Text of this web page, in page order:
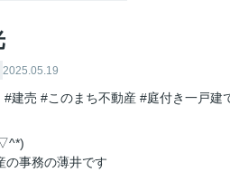
2025.05.19
#建売 #このまち不動産 #庭付き一戸建
の事務の薄井です